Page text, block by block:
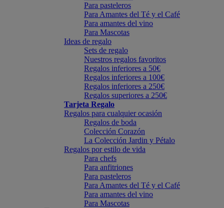
Para pasteleros
Para Amantes del Té y el Café
Para amantes del vino
Para Mascotas
Ideas de regalo
Sets de regalo
Nuestros regalos favoritos
Regalos inferiores a 50€
Regalos inferiores a 100€
Regalos inferiores a 250€
Regalos superiores a 250€
Tarjeta Regalo
Regalos para cualquier ocasión
Regalos de boda
Colección Corazón
La Colección Jardin y Pétalo
Regalos por estilo de vida
Para chefs
Para anfitriones
Para pasteleros
Para Amantes del Té y el Café
Para amantes del vino
Para Mascotas